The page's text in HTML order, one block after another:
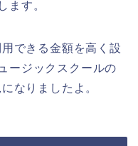
ます。
できる金額を高く設
ージックスクールの
なりましたよ。